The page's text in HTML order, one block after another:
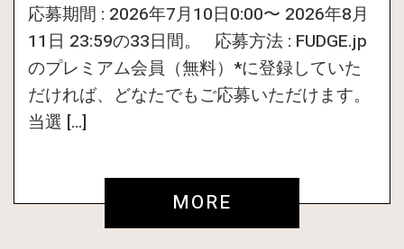
応募期間 : 2026年7月10日0:00〜 2026年8月
11日 23:59の33日間。 応募方法 : FUDGE.jp
のプレミアム会員（無料）*に登録していた
だければ、どなたでもご応募いただけます。
当選 […]
MORE